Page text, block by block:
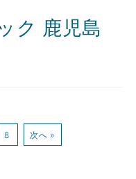
ク 鹿児島
8 次へ »